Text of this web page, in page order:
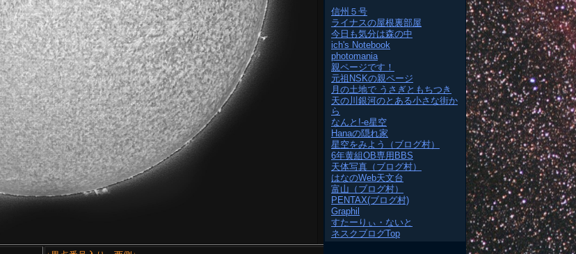
信州５号
ライナスの屋根裏部屋
今日も気分は森の中
ich's Notebook
photomania
親ページです！
元祖NSKの親ページ
月の土地で うさぎともちつき
天の川銀河のとある小さな街か
ら
なんと!-e星空
Hanaの隠れ家
星空をみよう（ブログ村）
6年黄組OB専用BBS
天体写真（ブログ村）
はなのWeb天文台
富山（ブログ村）
PENTAX(ブログ村)
Graphil
すたーりぃ・ないと
ネスクブログTop